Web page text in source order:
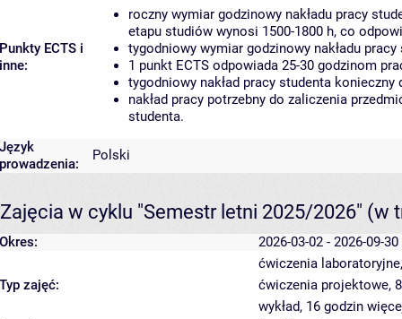
Punkty ECTS i
inne:
roczny wymiar godzinowy nakładu pracy
etapu studiów wynosi 1500-1800 h, co
tygodniowy wymiar godzinowy nakładu
1 punkt ECTS odpowiada 25-30 godzinom
tygodniowy nakład pracy studenta
nakład pracy potrzebny do zaliczenia
studenta.
Język
prowadzenia:
Polski
Zajęcia w cyklu "Semestr letni 2025/2026" (w
Okres: 2026-03-02 - 2026-09-30
Typ zajęć:
ćwiczenia
ćwiczenia projektowe,
wykład, 16 godzin